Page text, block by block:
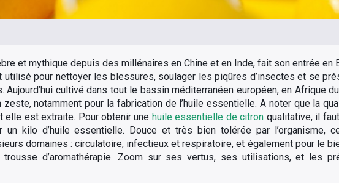
et mythique depuis des millénaires en Chine et en Inde, fait son entrée en
utilisé pour nettoyer les blessures, soulager les piqûres d’insectes et se
cultivé dans tout le bassin méditerranéen européen, en Afrique
notamment pour la fabrication de l’huile essentielle. A noter que la
est extraite. Pour obtenir une huile essentielle de citron qualitative, il
kilo d’huile essentielle. Douce et très bien tolérée par l’organisme,
domaines : circulatoire, infectieux et respiratoire, et également pour le
d’aromathérapie. Zoom sur ses vertus, ses utilisations, et les